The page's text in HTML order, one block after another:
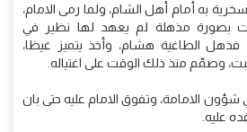
به أمام أهل الشام، ولما رمى الامام،
بصورة مذهلة لم يعهد لها نظير في
فذهل الطاغية هشام، وأخذ يتميز غيظا،
وصمّم منذ ذلك الوقت على اغتياله.
الامامة، وتفوق الامام عليه حتى بان
عليه.